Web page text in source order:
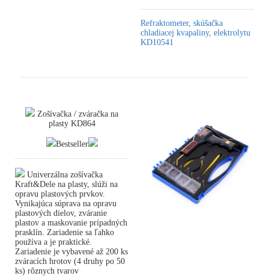
Refraktometer, skúšačka
chladiacej kvapaliny, elektrolytu
KD10541
Zošívačka / zváračka na
plasty KD864
Bestseller
Univerzálna zošívačka
Kraft&Dele na plasty, slúži na
opravu plastových prvkov.
Vynikajúca súprava na opravu
plastových dielov, zváranie
plastov a maskovanie prípadných
prasklín. Zariadenie sa ľahko
používa a je praktické.
Zariadenie je vybavené až 200 ks
zváracích hrotov (4 druhy po 50
ks) rôznych tvarov